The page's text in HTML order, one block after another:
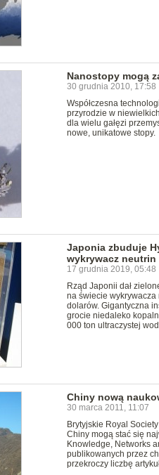
Nanostopy mogą
30 grudnia 2010, 17:58
Współczesna
przyrodzie w
dla wielu gałęzi
nowe, unikatowe stopy.
Japonia zbuduje
wykrywacz neutrin
17 grudnia 2019, 05:48
Rząd Japonii dał
na świecie wykrywacza
dolarów. Gigantyczna
grocie niedaleko
000 ton ultraczystej
Chiny nową
30 marca 2011, 11:07
Brytyjskie Royal
Chiny mogą stać się
Knowledge, Networks
publikowanych przez
przekroczy liczbę